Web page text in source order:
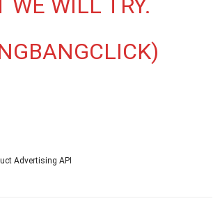
WE WILL TRY.
Advertising API